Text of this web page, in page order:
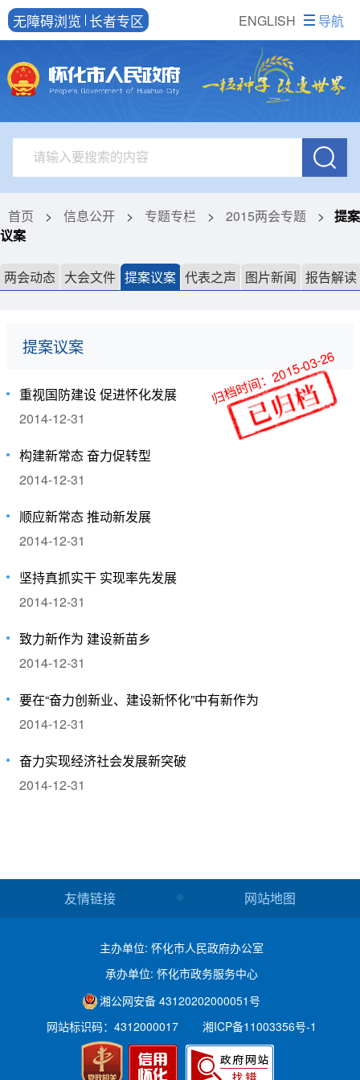
ENGLISH
无障碍浏览 长者专区 导航
首页 > 信息公开 > 专题专栏 > 2015两会专题 >
提案
议案
两会动态 大会文件 提案议案 代表之声 图片新闻 报告解读
提案议案
重视国防建设 促进怀化发展
2014-12-31
构建新常态 奋力促转型
2014-12-31
顺应新常态 推动新发展
2014-12-31
坚持真抓实干 实现率先发展
2014-12-31
致力新作为 建设新苗乡
2014-12-31
要在“奋力创新业、建设新怀化”中有新作为
2014-12-31
奋力实现经济社会发展新突破
2014-12-31
友情链接 网站地图
主办单位: 怀化市人民政府办公室
承办单位: 怀化市政务服务中心
湘公网安备 43120202000051号
网站标识码：4312000017
湘ICP备11003356号-1
归档时间：2015-03-26